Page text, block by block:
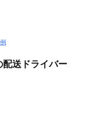
送ドライバー